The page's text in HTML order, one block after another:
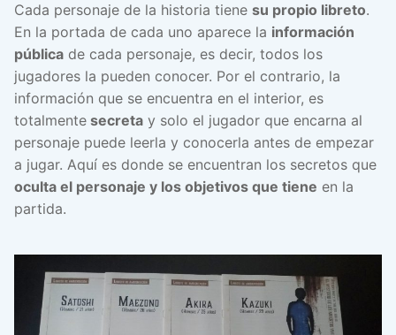
Cada personaje de la historia tiene su propio libreto.
En la portada de cada uno aparece la información
pública de cada personaje, es decir, todos los
jugadores la pueden conocer. Por el contrario, la
información que se encuentra en el interior, es
totalmente secreta y solo el jugador que encarna al
personaje puede leerla y conocerla antes de empezar
a jugar. Aquí es donde se encuentran los secretos que
oculta el personaje y los objetivos que tiene en la
partida.